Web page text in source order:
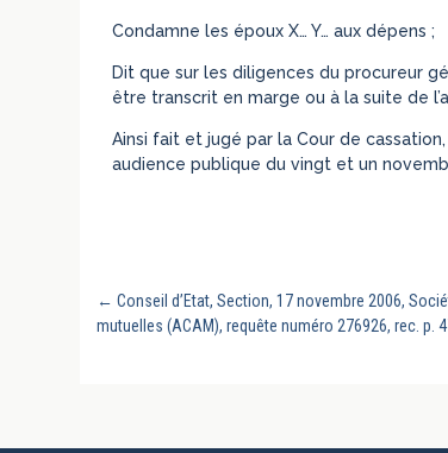
Condamne les époux X… Y… aux dépens ;
Dit que sur les diligences du procureur
être transcrit en marge ou à la suite de
Ainsi fait et jugé par la Cour de
audience publique du vingt et un
← Conseil d’Etat, Section, 17 novembre 2006,
mutuelles (ACAM), requête numéro 276926, rec. p.